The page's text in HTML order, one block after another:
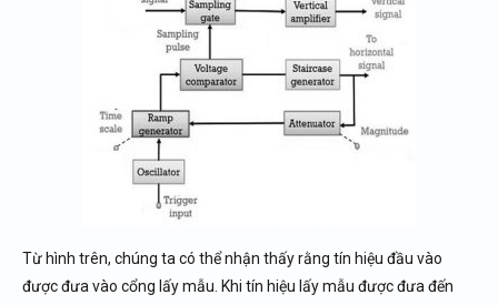
Từ hình trên, chúng ta có thể nhận thấy rằng tín hiệu đầu vào
được đưa vào cổng lấy mẫu. Khi tín hiệu lấy mẫu được đưa đến